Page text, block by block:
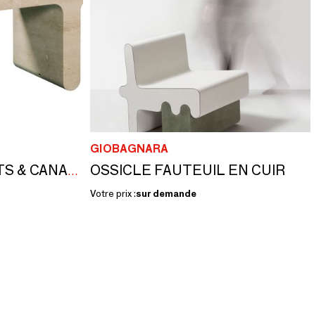
OSSICLE TABOURETS & CANAPÉS EN TRAVERTIN
GIOBAGNARA
OSSICLE FAUTEUIL EN CUIR
Votre prix :sur demande